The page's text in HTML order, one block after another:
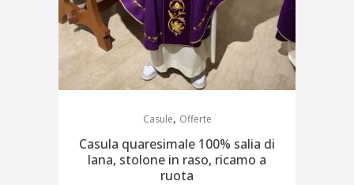
Casule, Offerte
Casula quaresimale 100% salia di
lana, stolone in raso, ricamo a
ruota